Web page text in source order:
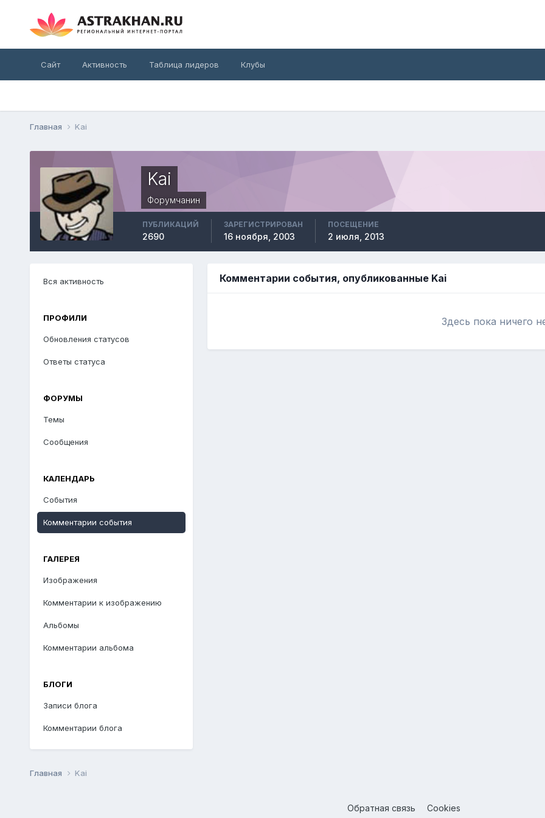
Сайт Активность Таблица лидеров Клубы
Главная Kai
Kai
Форумчанин
ПУБЛИКАЦИЙ
2690
ЗАРЕГИСТРИРОВАН
16 ноября, 2003
ПОСЕЩЕНИЕ
2 июля, 2013
Вся активность
ПРОФИЛИ
Обновления статусов
Ответы статуса
ФОРУМЫ
Темы
Сообщения
КАЛЕНДАРЬ
События
Комментарии события
ГАЛЕРЕЯ
Изображения
Комментарии к изображению
Альбомы
Комментарии альбома
БЛОГИ
Записи блога
Комментарии блога
Комментарии события, опубликованные Kai
Здесь пока ничего
Главная Kai
Обратная связь Cookies